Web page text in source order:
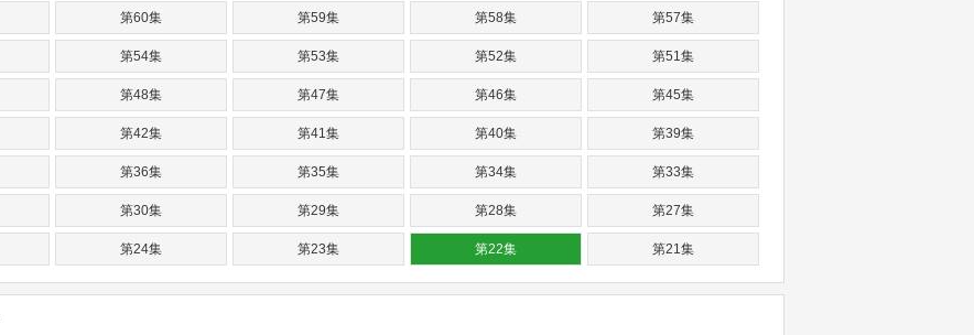
第60集 第59集 第58集 第57集
第54集 第53集 第52集 第51集
第48集 第47集 第46集 第45集
第42集 第41集 第40集 第39集
第36集 第35集 第34集 第33集
第30集 第29集 第28集 第27集
第24集 第23集 第22集 第21集
第18集 第17集 第16集 第15集